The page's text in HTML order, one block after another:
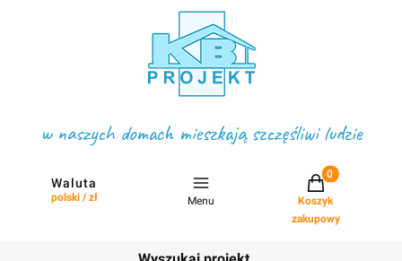
w naszych domach mieszkają szczęśliwi ludzie
Waluta
polski / zł Menu
Projekty w
Koszyk
zakupowy